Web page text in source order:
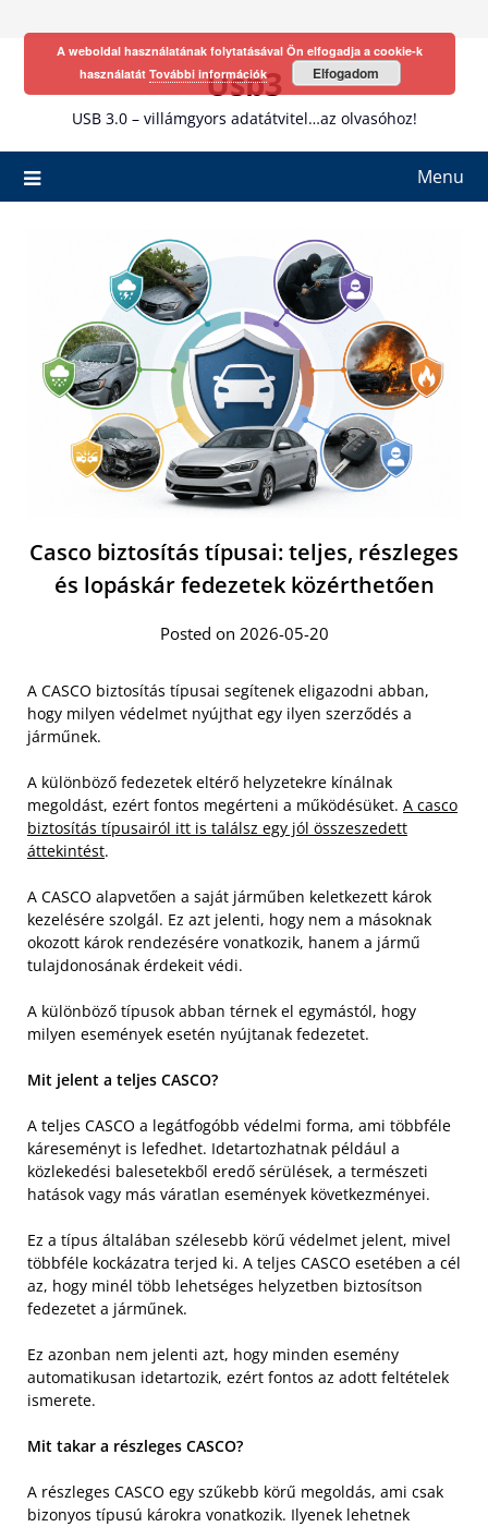
Usb3
USB 3.0 – villámgyors adatátvitel…az olvasóhoz!
Menu
Casco biztosítás típusai: teljes, részleges
és lopáskár fedezetek közérthetően
Posted on 2026-05-20
A CASCO biztosítás típusai segítenek eligazodni abban,
hogy milyen védelmet nyújthat egy ilyen szerződés a
járműnek.
A különböző fedezetek eltérő helyzetekre kínálnak
megoldást, ezért fontos megérteni a működésüket. A casco
biztosítás típusairól itt is találsz egy jól összeszedett
áttekintést.
A CASCO alapvetően a saját járműben keletkezett károk
kezelésére szolgál. Ez azt jelenti, hogy nem a másoknak
okozott károk rendezésére vonatkozik, hanem a jármű
tulajdonosának érdekeit védi.
A különböző típusok abban térnek el egymástól, hogy
milyen események esetén nyújtanak fedezetet.
Mit jelent a teljes CASCO?
A teljes CASCO a legátfogóbb védelmi forma, ami többféle
káreseményt is lefedhet. Idetartozhatnak például a
közlekedési balesetekből eredő sérülések, a természeti
hatások vagy más váratlan események következményei.
Ez a típus általában szélesebb körű védelmet jelent, mivel
többféle kockázatra terjed ki. A teljes CASCO esetében a cél
az, hogy minél több lehetséges helyzetben biztosítson
fedezetet a járműnek.
Ez azonban nem jelenti azt, hogy minden esemény
automatikusan idetartozik, ezért fontos az adott feltételek
ismerete.
Mit takar a részleges CASCO?
A részleges CASCO egy szűkebb körű megoldás, ami csak
bizonyos típusú károkra vonatkozik. Ilyenek lehetnek
A weboldal használatának folytatásával Ön elfogadja a cookie-k
használatát További információk Elfogadom